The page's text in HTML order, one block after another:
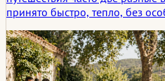
принято быстро, тепло, без
действия паспортов. Правила
Короткая семейная поездка
формального пограничного